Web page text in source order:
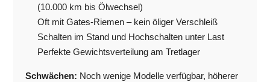
(10.000 km bis Ölwechsel)
Oft mit Gates-Riemen – kein öliger Verschleiß
Schalten im Stand und Hochschalten unter Last
Perfekte Gewichtsverteilung am Tretlager
Schwächen: Noch wenige Modelle verfügbar, höherer